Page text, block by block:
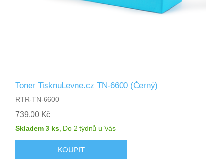
Toner TisknuLevne.cz TN-6600 (Černý)
RTR-TN-6600
739,00 Kč
Skladem 3 ks, Do 2 týdnů u Vás